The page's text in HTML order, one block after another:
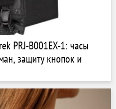
PRJ-B001EX-1: часы
защиту кнопок и